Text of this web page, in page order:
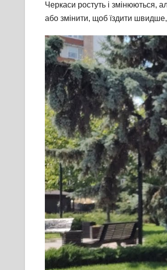
Черкаси ростуть і змінюються,
або змінити, щоб їздити